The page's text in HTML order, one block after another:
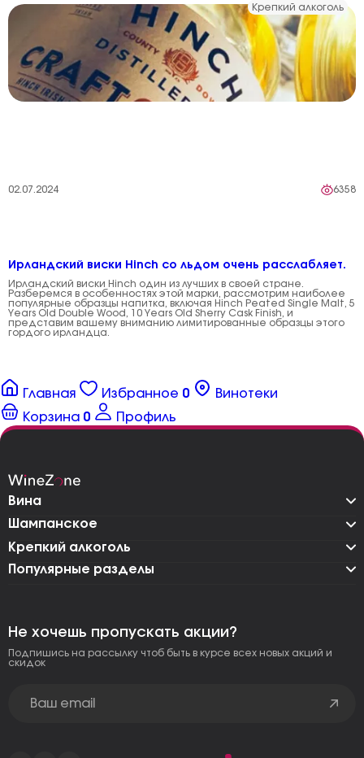
Крепкий алкоголь
02.07.2024 6358
Ирландский виски Hinch со льдом очень расслабляет.
Ирландский виски Hinch один из лучших в своей стране.
Разберемся в особенностях этой марки, рассмотрим наиболее
популярные образцы напитка, включая Hinch Peated Single Malt, 5
Years Old Double Wood, 10 Years Old Sherry Cask Finish, и
представим вашему вниманию лимитированные образцы этого
гордого ирландца.
Главная Избранное 0
Винотеки
Корзина 0 Профиль
Вина
Шампанское
Крепкий алкоголь
Популярные разделы
Не хочешь пропускать акции?
Подпишись на рассылку чтоб быть в курсе всех новых акций и
скидок